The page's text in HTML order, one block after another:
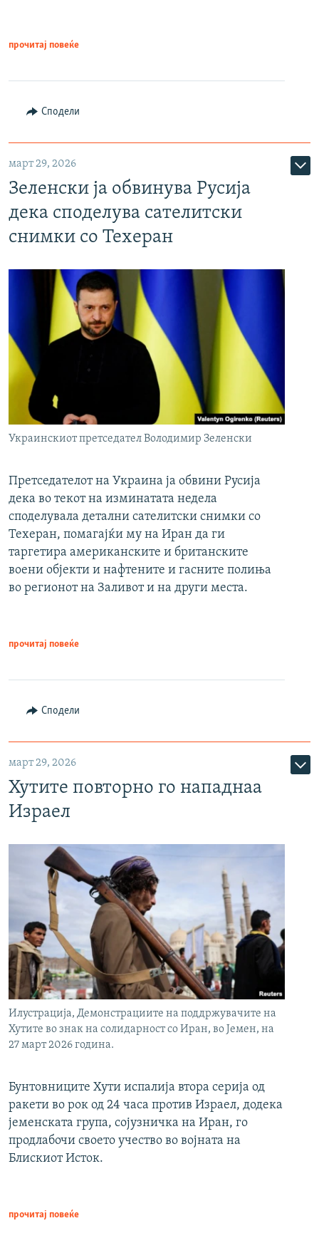
прочитај повеќе
Сподели
март 29, 2026
Зеленски ја обвинува Русија
дека споделува сателитски
снимки со Техеран
Украинскиот претседател Володимир Зеленски
Претседателот на Украина ја обвини Русија
дека во текот на изминатата недела
споделувала детални сателитски снимки со
Техеран, помагајќи му на Иран да ги
таргетира американските и британските
воени објекти и нафтените и гасните полиња
во регионот на Заливот и на други места.
прочитај повеќе
Сподели
март 29, 2026
Хутите повторно го нападнаа
Израел
Илустрација, Демонстрациите на поддржувачите на
Хутите во знак на солидарност со Иран, во Јемен, на
27 март 2026 година.
Бунтовниците Хути испалија втора серија од
ракети во рок од 24 часа против Израел, додека
јеменската група, сојузничка на Иран, го
продлабочи своето учество во војната на
Блискиот Исток.
прочитај повеќе